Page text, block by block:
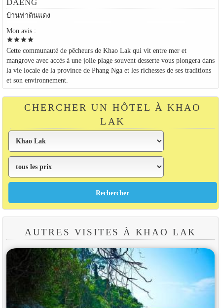
DAENG
บ้านท่าดินแดง
Mon avis :
starstarstarstar
Cette communauté de pêcheurs de Khao Lak qui vit entre mer et
mangrove avec accès à une jolie plage souvent desserte vous plongera dans
la vie locale de la province de Phang Nga et les richesses de ses traditions
et son environnement.
CHERCHER UN HÔTEL À KHAO
LAK
AUTRES VISITES À KHAO LAK